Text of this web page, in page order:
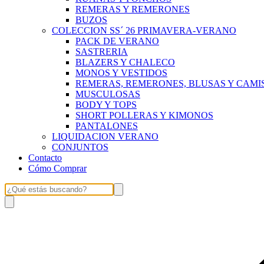
REMERAS Y REMERONES
BUZOS
COLECCION SS´ 26 PRIMAVERA-VERANO
PACK DE VERANO
SASTRERIA
BLAZERS Y CHALECO
MONOS Y VESTIDOS
REMERAS, REMERONES, BLUSAS Y
MUSCULOSAS
BODY Y TOPS
SHORT POLLERAS Y KIMONOS
PANTALONES
LIQUIDACION VERANO
CONJUNTOS
Contacto
Cómo Comprar